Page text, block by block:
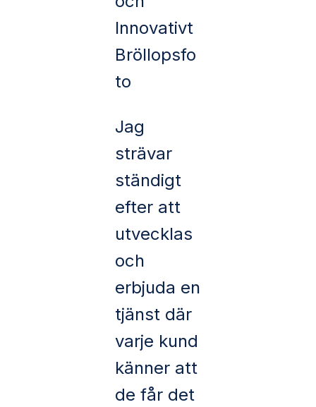
Innovativt
Bröllopsfo
to
Jag
strävar
ständigt
efter att
utvecklas
och
erbjuda en
tjänst där
varje kund
känner att
de får det